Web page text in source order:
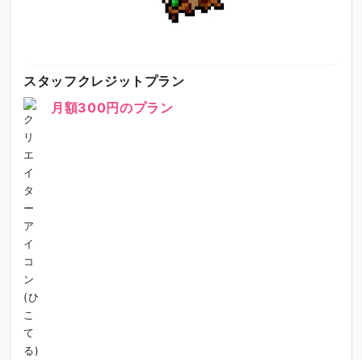
ム制作を最優先としていますので、お断りさせていただく
場合もございますのでご了承ください。
スタッフクレジットプラン
月額300円のプラン